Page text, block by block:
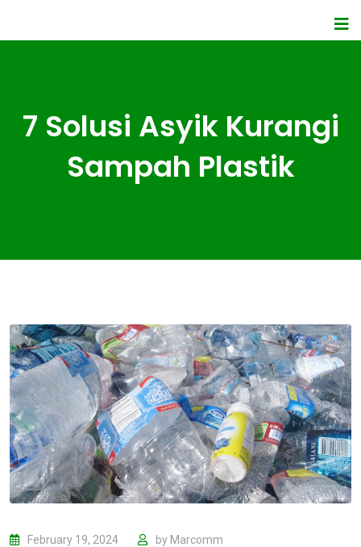
7 Solusi Asyik Kurangi
Sampah Plastik
February 19, 2024 by Marcomm